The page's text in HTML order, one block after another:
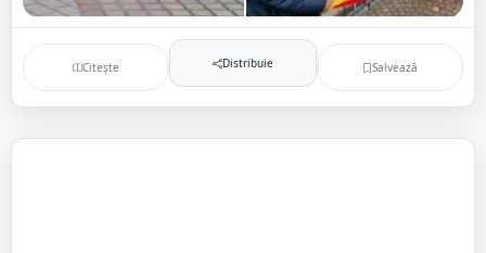
Citește Distribuie Salvează